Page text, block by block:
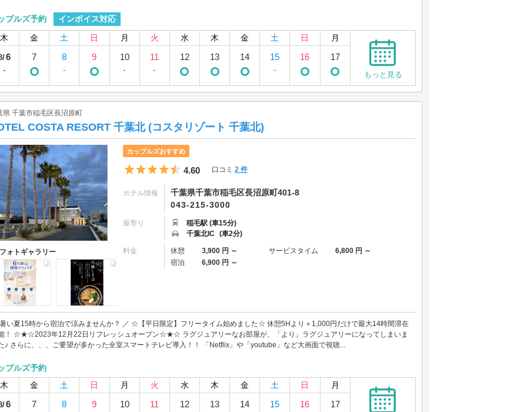
プルズ予約
インボイス対応
木
金 土 日 月 火 水 木 金 土 日 月
6
-
7
8
-
9
10
-
11
-
12 13 14
15
-
16 17
もっと見る
県 千葉市稲毛区長沼原町
COSTA RESORT 千葉北 (コスタリゾート 千葉北)
フォトギャラリー
カップルズおすすめ
5つ星のうち4.5
4.60 口コミ 2 件
ホテル情報
千葉県千葉市稲毛区長沼原町401-8
043-215-3000
最寄り
稲毛駅 (車15分)
千葉北IC (車2分)
料金 休憩 3,900 円 ～ サービスタイム
6,800 円 ～
宿泊
6,900 円 ～
い夏15時から宿泊で涼みませんか？ ／ ☆【平日限定】フリータイム始めました☆ 休憩5Hより＋1,000円だけで最大14時間滞在
！ ☆★☆2023年12月22日リフレッシュオープン☆★☆ ラグジュアリーなお部屋が、「より」ラグジュアリーになってしまいま
♪ さらに、、、ご要望が多かった全室スマートテレビ導入！！ 「Netflix」や「youtube」など大画面で視聴...
プルズ予約
木
金 土 日 月 火 水 木 金 土 日 月
6
7 8 9 10 11 12 13 14 15 16 17